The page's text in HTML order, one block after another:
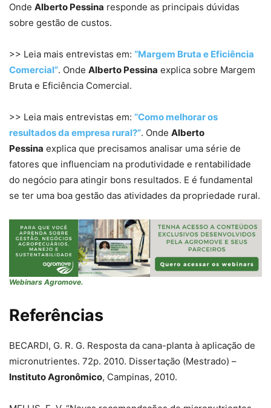
Onde Alberto Pessina responde as principais dúvidas
sobre gestão de custos.
>> Leia mais entrevistas em: “Margem Bruta e Eficiência
Comercial”. Onde Alberto Pessina explica sobre Margem
Bruta e Eficiência Comercial.
>> Leia mais entrevistas em: “Como melhorar os
resultados da empresa rural?”. Onde Alberto
Pessina explica que precisamos analisar uma série de
fatores que influenciam na produtividade e rentabilidade
do negócio para atingir bons resultados. E é fundamental
se ter uma boa gestão das atividades da propriedade rural.
Webinars Agromove.
Referências
BECARDI, G. R. G. Resposta da cana-planta à aplicação de
micronutrientes. 72p. 2010. Dissertação (Mestrado) –
Instituto Agronômico, Campinas, 2010.